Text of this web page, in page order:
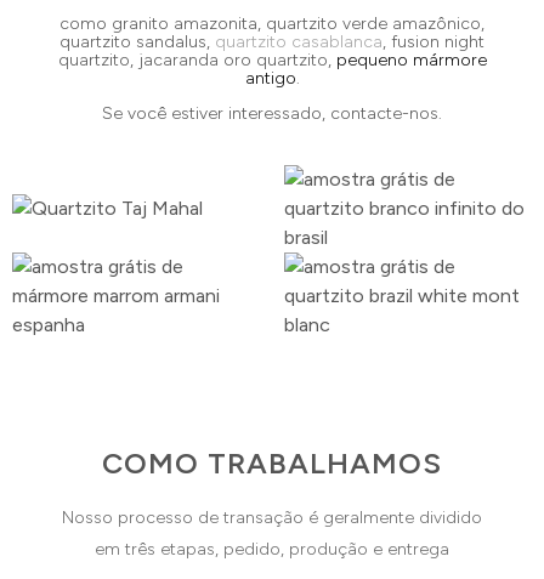
como granito amazonita, quartzito verde amazônico,
quartzito sandalus, quartzito casablanca, fusion night
quartzito, jacaranda oro quartzito, pequeno mármore
antigo.
Se você estiver interessado, contacte-nos.
COMO TRABALHAMOS
Nosso processo de transação é geralmente dividido
em três etapas, pedido, produção e entrega